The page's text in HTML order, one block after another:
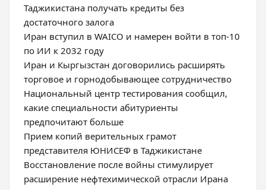
Таджикистана получать кредиты без
достаточного залога
Иран вступил в WAICO и намерен войти в топ-10
по ИИ к 2032 году
Иран и Кыргызстан договорились расширять
торговое и горнодобывающее сотрудничество
Национальный центр тестирования сообщил,
какие специальности абитуриенты
предпочитают больше
Прием копий верительных грамот
представителя ЮНИСЕФ в Таджикистане
Восстановление после войны стимулирует
расширение нефтехимической отрасли Ирана